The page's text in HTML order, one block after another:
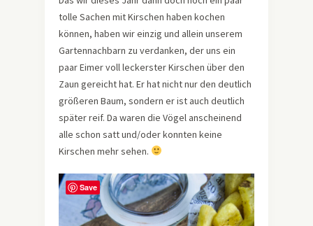
tolle Sachen mit Kirschen haben kochen
können, haben wir einzig und allein unserem
Gartennachbarn zu verdanken, der uns ein
paar Eimer voll leckerster Kirschen über den
Zaun gereicht hat. Er hat nicht nur den deutlich
größeren Baum, sondern er ist auch deutlich
später reif. Da waren die Vögel anscheinend
alle schon satt und/oder konnten keine
Kirschen mehr sehen.
Save